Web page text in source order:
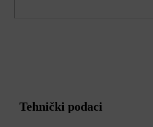
Tehnički podaci